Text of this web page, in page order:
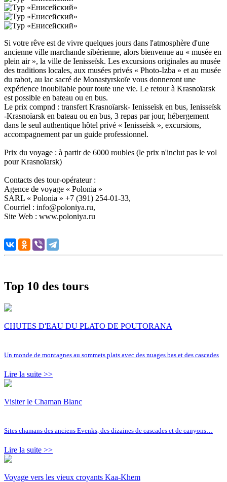
Si votre rêve est de vivre quelques jours dans l'atmosphère d'une
ancienne ville marchande sibérienne, alors bienvenue au « musée en
plein air », la ville de Ienisseïsk. Les excursions originales au musée
des traditions locales, aux musées privés « Photo-Izba » et au musée
du rabot, au lac sacré de Monastyrskoïe vous donneront une
expérience inoubliable pour toute une vie. Le retour à Krasnoïarsk
est possible en bateau ou en bus.
Le prix compnd : transfert Krasnoïarsk- Ienisseïsk en bus, Ienisseïsk
-Krasnoïarsk en bateau ou en bus, 3 repas par jour, hébergement
dans le seul authentique hôtel privé « Ienisseïsk », excursions,
accompagnement par un guide professionnel.
Prix du voyage : à partir de 6000 roubles (le prix n'inclut pas le vol
pour Krasnoïarsk)
Contacts des tour-opérateur :
Agence de voyage « Polonia »
SARL « Polonia » +7 (391) 254-01-33,
Courriel : info@poloniya.ru,
Site Web : www.poloniya.ru
Top 10 des tours
CHUTES D'EAU DU PLATO DE POUTORANA
Un monde de montagnes au sommets plats avec des nuages bas et des cascades
Lire la suite >>
Visiter le Chaman Blanc
Sites chamans des anciens Evenks, des dizaines de cascades et de canyons…
Lire la suite >>
Voyage vers les vieux croyants Kaa-Khem